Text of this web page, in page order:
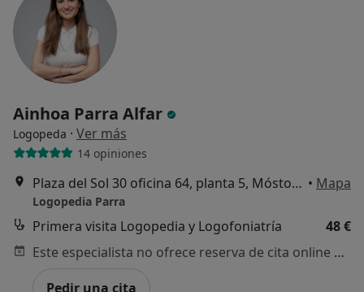
Ainhoa Parra Alfar
Logopeda · Ver más
14 opiniones
Plaza del Sol 30 oficina 64, planta 5, Móstoles • Mapa
Logopedia Parra
Primera visita Logopedia y Logofoniatría
48 €
Este especialista no ofrece reserva de cita online en esta dirección.
Pedir una cita